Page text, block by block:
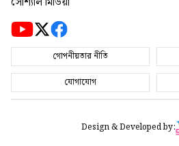
গোপনীয়তার নীতি
যোগাযোগ
Design & Developed by: